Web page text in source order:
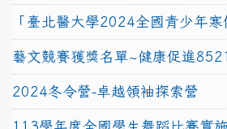
「臺北醫大學2024全國青少年寒
藝文競賽獲獎名單~健康促進
2024冬令營-卓越領袖探索營
113學年度全國學生舞蹈比賽實